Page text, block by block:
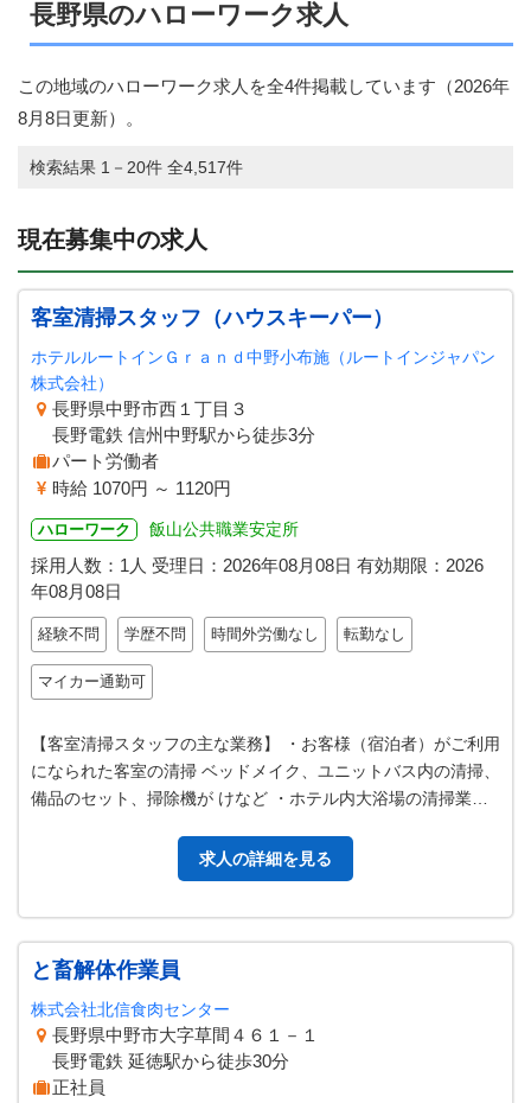
長野県のハローワーク求人
この地域のハローワーク求人を全4件掲載しています（2026年
8月8日更新）。
検索結果 1－20件 全4,517件
現在募集中の求人
客室清掃スタッフ（ハウスキーパー）
ホテルルートインＧｒａｎｄ中野小布施（ルートインジャパン
株式会社）
長野県中野市西１丁目３
長野電鉄 信州中野駅から徒歩3分
パート労働者
時給 1070円 ～ 1120円
ハローワーク 飯山公共職業安定所
採用人数：1人 受理日： 2026年08月08日 有効期限： 2026
年08月08日
経験不問 学歴不問 時間外労働なし 転勤なし
マイカー通勤可
【客室清掃スタッフの主な業務】 ・お客様（宿泊者）がご利用
になられた客室の清掃 ベッドメイク、ユニットバス内の清掃、
備品のセット、掃除機が けなど ・ホテル内大浴場の清掃業務
求人の詳細を見る
と畜解体作業員
株式会社北信食肉センター
長野県中野市大字草間４６１－１
長野電鉄 延徳駅から徒歩30分
正社員